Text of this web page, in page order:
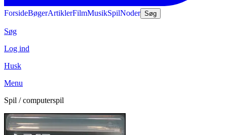
ForsideBøgerArtiklerFilmMusikSpilNoder Søg
Søg
Log ind
Husk
Menu
Spil / computerspil